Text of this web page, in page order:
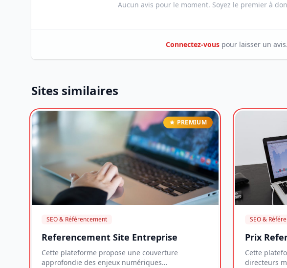
Aucun avis pour le moment. Soyez le premier à
Connectez-vous pour laisser un avis.
Sites similaires
PREMIUM
SEO & Référencement
Referencement Site Entreprise
Cette plateforme propose une couverture
approfondie des enjeux numériques
SEO &
Prix
Cette
directeurs